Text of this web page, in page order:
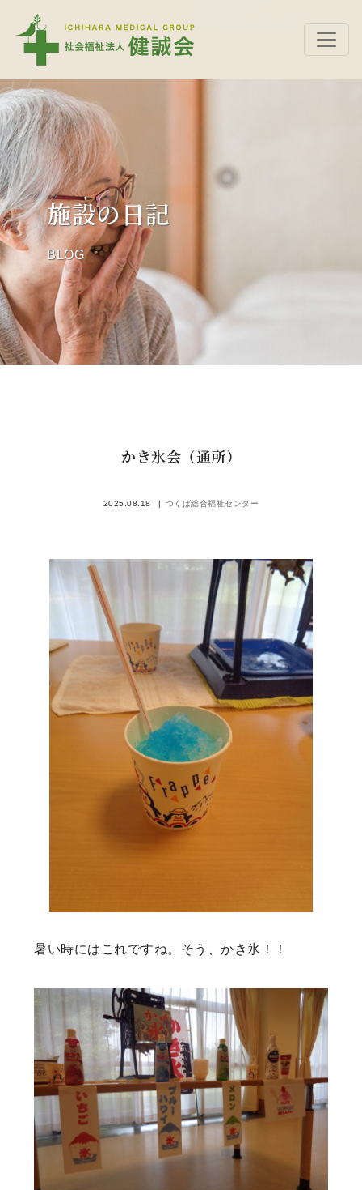
施設の日記
BLOG
かき氷会（通所）
2025.08.18 つくば総合福祉センター
暑い時にはこれですね。そう、かき氷！！